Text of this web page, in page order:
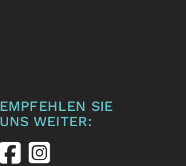
EMPFEHLEN SIE
UNS WEITER: